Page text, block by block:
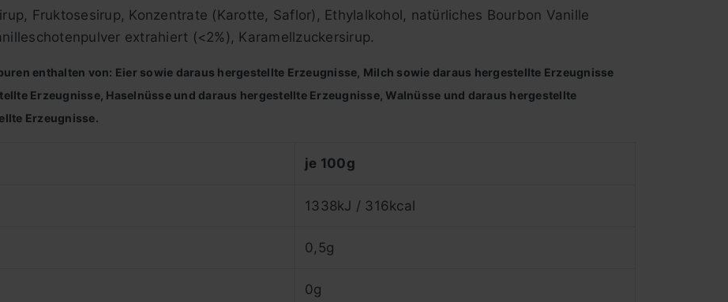
Fruktosesirup, Konzentrate (Karotte, Saflor), Ethylalkohol, natürliches Bourbon Vanille
extrahiert (<2%), Karamellzuckersirup.
enthalten von: Eier sowie daraus hergestellte Erzeugnisse, Milch sowie daraus hergestellte Erzeugnisse
Erzeugnisse, Haselnüsse und daraus hergestellte Erzeugnisse, Walnüsse und daraus hergestellte
Erzeugnisse.
je 100g
1338kJ / 316kcal
0,5g
0g